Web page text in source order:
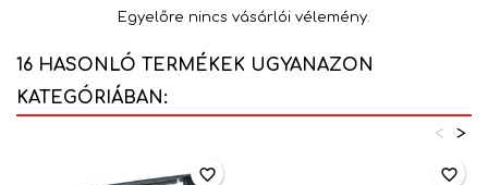
Egyelőre nincs vásárlói vélemény.
16 HASONLÓ TERMÉKEK UGYANAZON
KATEGÓRIÁBAN:
>
<
favorite_border favorite_border